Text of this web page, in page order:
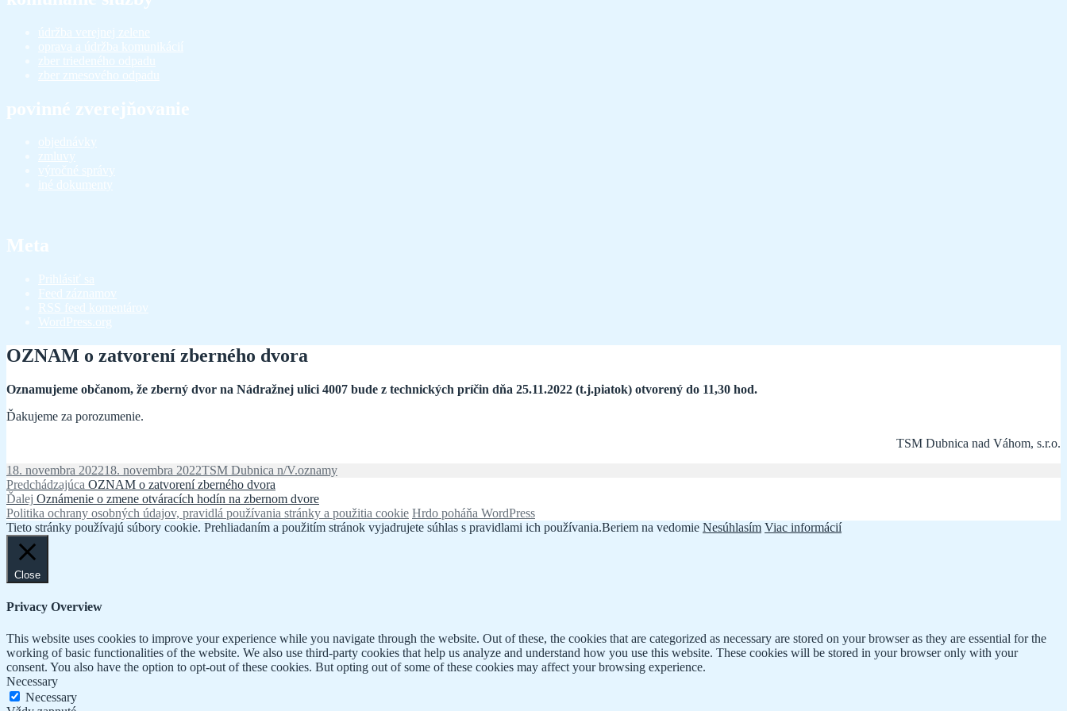
údržba verejnej zelene
oprava a údržba komunikácií
zber triedeného odpadu
zber zmesového odpadu
povinné zverejňovanie
objednávky
zmluvy
výročné správy
iné dokumenty
Meta
Prihlásiť sa
Feed záznamov
RSS feed komentárov
WordPress.org
OZNAM o zatvorení zberného dvora
Oznamujeme občanom, že zberný dvor na Nádražnej ulici 4007 bude z technických príčin dňa 25.11.2022 (t.j.piatok) otvorený do 11,30 hod.
Ďakujeme za porozumenie.
TSM Dubnica nad Váhom, s.r.o.
Publikované
18. novembra 202218. novembra 2022Autor
TSM Dubnica n/V.Kategórie
oznamy
Navigácia
v
článku
Predchádzajúca Predchádzajúci
článok:
OZNAM o zatvorení zberného dvora
Ďalej Ďalší
článok:
Oznámenie o zmene otváracích hodín na zbernom dvore
Politika ochrany osobných údajov, pravidlá používania stránky a použitia cookie Hrdo poháňa WordPress
Tieto stránky používajú súbory cookie. Prehliadaním a použitím stránok vyjadrujete súhlas s pravidlami ich používania.Beriem na vedomie Nesúhlasím Viac informácií
Close
Privacy Overview
This website uses cookies to improve your experience while you navigate through the website. Out of these, the cookies that are categorized as necessary are stored on your browser as they are essential for the
working of basic functionalities of the website. We also use third-party cookies that help us analyze and understand how you use this website. These cookies will be stored in your browser only with your
consent. You also have the option to opt-out of these cookies. But opting out of some of these cookies may affect your browsing experience.
Necessary
Necessary